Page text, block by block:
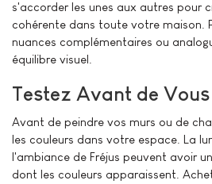
s'accorder les unes aux autres pour
cohérente dans toute votre maison.
nuances complémentaires ou
équilibre visuel.
Testez Avant de
Avant de peindre vos murs ou de
les couleurs dans votre espace. La
l'ambiance de Fréjus peuvent avoir
dont les couleurs apparaissent.